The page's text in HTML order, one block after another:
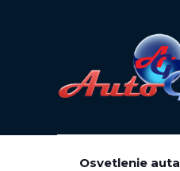
Osvetlenie auta